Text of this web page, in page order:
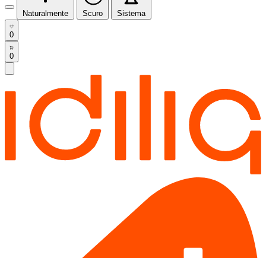
Naturalmente Scuro Sistema
0
0